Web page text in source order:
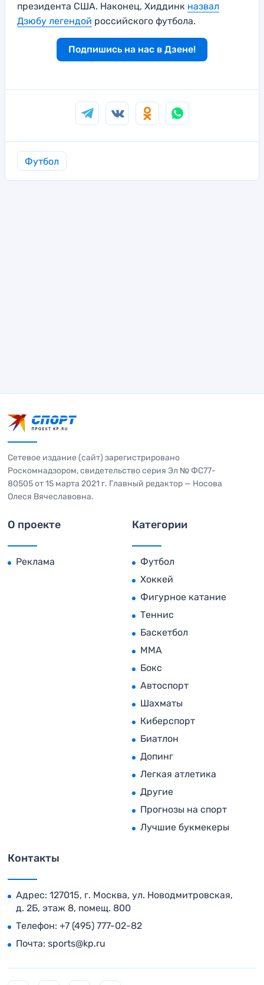
президента США. Наконец, Хиддинк назвал
Дзюбу легендой российского футбола.
Подпишись на нас в Дзене!
Футбол
Сетевое издание (сайт) зарегистрировано
Роскомнадзором, свидетельство серия Эл № ФС77-
80505 от 15 марта 2021 г. Главный редактор — Носова
Олеся Вячеславовна.
О проекте
Реклама
Категории
Футбол
Хоккей
Фигурное катание
Теннис
Баскетбол
MMA
Бокс
Автоспорт
Шахматы
Киберспорт
Биатлон
Допинг
Легкая атлетика
Другие
Прогнозы на спорт
Лучшие букмекеры
Контакты
Адрес: 127015, г. Москва, ул. Новодмитровская,
д. 2Б, этаж 8, помещ. 800
Телефон: +7 (495) 777-02-82
Почта: sports@kp.ru